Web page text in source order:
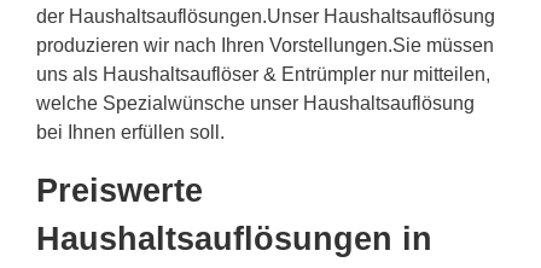
der Haushaltsauflösungen.Unser Haushaltsauflösung
produzieren wir nach Ihren Vorstellungen.Sie müssen
uns als Haushaltsauflöser & Entrümpler nur mitteilen,
welche Spezialwünsche unser Haushaltsauflösung
bei Ihnen erfüllen soll.
Preiswerte
Haushaltsauflösungen in